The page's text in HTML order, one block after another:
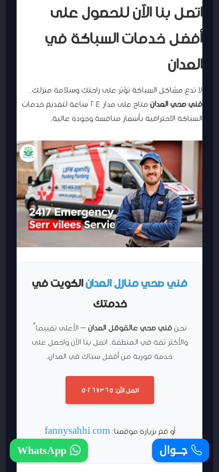
اتصل بنا الآن للحصول على
أفضل خدمات السباكة في
العدان
لا تدع مشاكل السباكة تؤثر على راحتك وسلامة منزلك.
فني صحي العدان
متاح على مدار 24 ساعة لتقديم خدمات
السباكة الاحترافية بأسعار منافسة وجودة عالية.
فني صحي منازل العدانالكويت في
خدمتك
نحنفني صحي عالقوقل العدان– الأعلى تقييماً
والأكثر ثقة في المنطقة. اتصل بنا الآن واحصل على
خدمة فورية من أفضل سباك في العدان.
اتصل الآن: 50267365
أو قم بزيارة موقعنا:fannysahhi.com
جـــوال